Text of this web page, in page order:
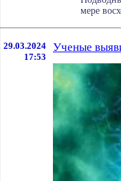
мере
29.03.2024
17:53
Ученые